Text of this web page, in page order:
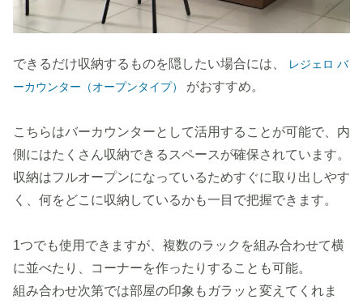
できるだけ収納するものを隠したい場合には、
レジェロ バ
ーカウンター（オープンタイプ）
がおすすめ。
こちらはバーカウンターとして活用することが可能で、内
側にはたくさん収納できるスペースが確保されています。
収納はフルオープンになっているためすぐに取り出しやす
く、何をどこに収納しているかも一目で把握できます。
1つでも使用できますが、複数のラックを組み合わせて横
に並べたり、コーナーを作ったりすることも可能。
組み合わせ次第では部屋の印象もガラッと変えてくれま